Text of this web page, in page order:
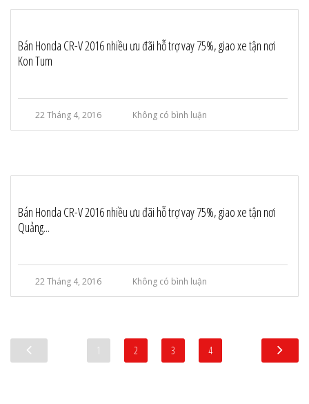
Bán Honda CR-V 2016 nhiều ưu đãi hỗ trợ vay 75%, giao xe tận nơi
Kon Tum
22 Tháng 4, 2016 Không có bình luận
Bán Honda CR-V 2016 nhiều ưu đãi hỗ trợ vay 75%, giao xe tận nơi
Quảng...
22 Tháng 4, 2016 Không có bình luận
1 2 3 4